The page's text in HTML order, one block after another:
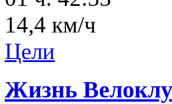
14,4 км/ч
Цели
Жизнь